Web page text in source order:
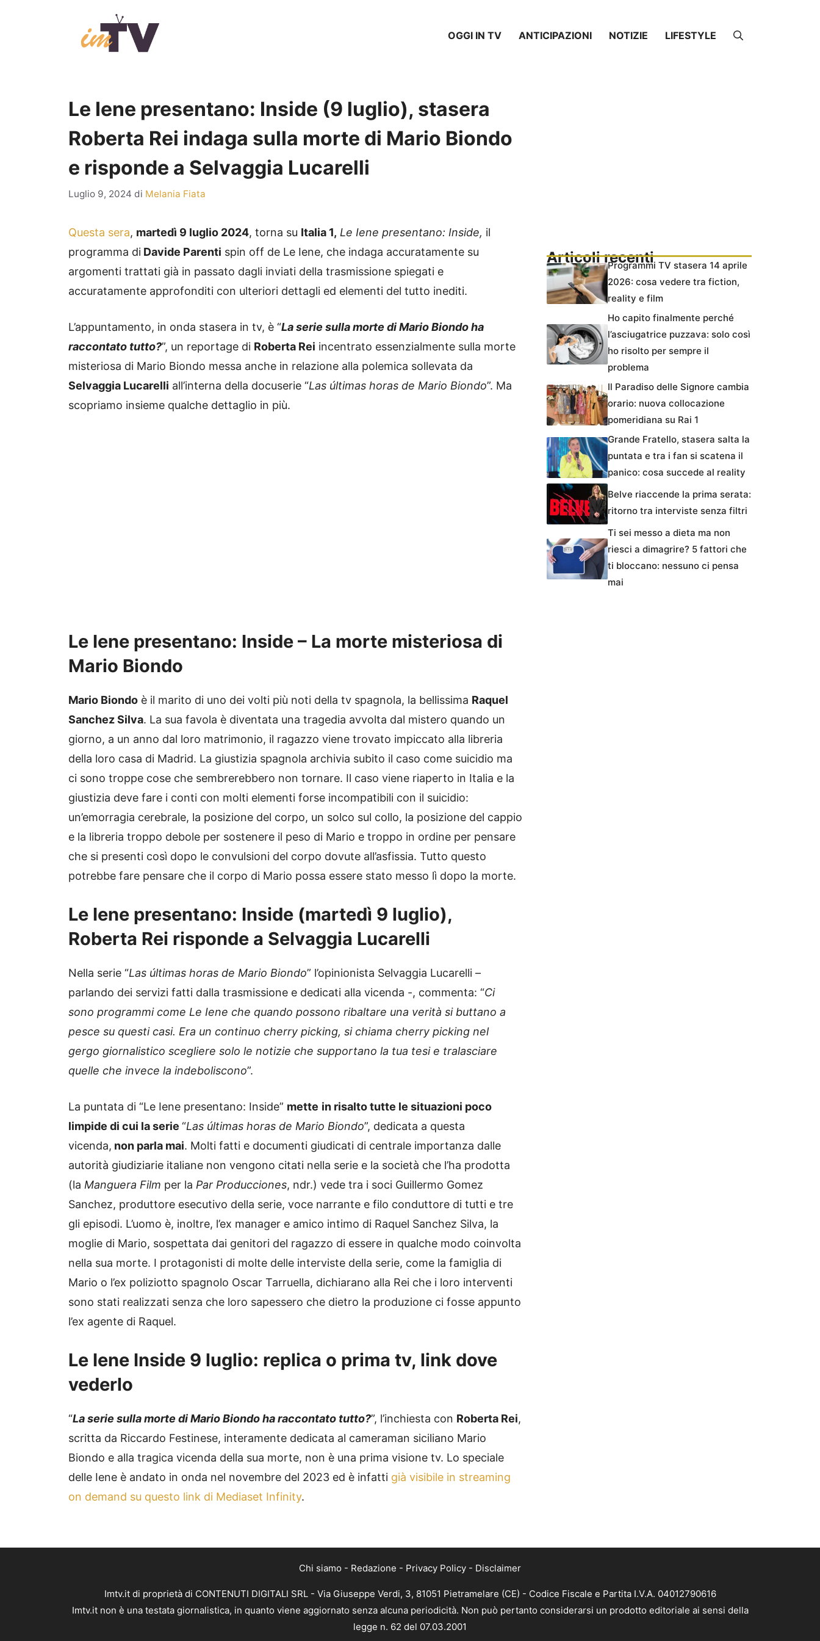
OGGI IN TV ANTICIPAZIONI NOTIZIE LIFESTYLE
Le Iene presentano: Inside (9 luglio), stasera
Roberta Rei indaga sulla morte di Mario Biondo
e risponde a Selvaggia Lucarelli
Luglio 9, 2024 di Melania Fiata
Questa sera, martedì 9 luglio 2024, torna su Italia 1, Le Iene presentano: Inside, il
programma di Davide Parenti spin off de Le Iene, che indaga accuratamente su
argomenti trattati già in passato dagli inviati della trasmissione spiegati e
accuratamente approfonditi con ulteriori dettagli ed elementi del tutto inediti.
L’appuntamento, in onda stasera in tv, è “La serie sulla morte di Mario Biondo ha
raccontato tutto?”, un reportage di Roberta Rei incentrato essenzialmente sulla morte
misteriosa di Mario Biondo messa anche in relazione alla polemica sollevata da
Selvaggia Lucarelli all’interna della docuserie “Las últimas horas de Mario Biondo”. Ma
scopriamo insieme qualche dettaglio in più.
Le Iene presentano: Inside – La morte misteriosa di
Mario Biondo
Mario Biondo è il marito di uno dei volti più noti della tv spagnola, la bellissima Raquel
Sanchez Silva. La sua favola è diventata una tragedia avvolta dal mistero quando un
giorno, a un anno dal loro matrimonio, il ragazzo viene trovato impiccato alla libreria
della loro casa di Madrid. La giustizia spagnola archivia subito il caso come suicidio ma
ci sono troppe cose che sembrerebbero non tornare. Il caso viene riaperto in Italia e la
giustizia deve fare i conti con molti elementi forse incompatibili con il suicidio:
un’emorragia cerebrale, la posizione del corpo, un solco sul collo, la posizione del cappio
e la libreria troppo debole per sostenere il peso di Mario e troppo in ordine per pensare
che si presenti così dopo le convulsioni del corpo dovute all’asfissia. Tutto questo
potrebbe fare pensare che il corpo di Mario possa essere stato messo lì dopo la morte.
Le Iene presentano: Inside (martedì 9 luglio),
Roberta Rei risponde a Selvaggia Lucarelli
Nella serie “Las últimas horas de Mario Biondo” l’opinionista Selvaggia Lucarelli –
parlando dei servizi fatti dalla trasmissione e dedicati alla vicenda -, commenta: “Ci
sono programmi come Le Iene che quando possono ribaltare una verità si buttano a
pesce su questi casi. Era un continuo cherry picking, si chiama cherry picking nel
gergo giornalistico scegliere solo le notizie che supportano la tua tesi e tralasciare
quelle che invece la indeboliscono”.
La puntata di “Le Iene presentano: Inside” mette in risalto tutte le situazioni poco
limpide di cui la serie “Las últimas horas de Mario Biondo”, dedicata a questa
vicenda, non parla mai. Molti fatti e documenti giudicati di centrale importanza dalle
autorità giudiziarie italiane non vengono citati nella serie e la società che l’ha prodotta
(la Manguera Film per la Par Producciones, ndr.) vede tra i soci Guillermo Gomez
Sanchez, produttore esecutivo della serie, voce narrante e filo conduttore di tutti e tre
gli episodi. L’uomo è, inoltre, l’ex manager e amico intimo di Raquel Sanchez Silva, la
moglie di Mario, sospettata dai genitori del ragazzo di essere in qualche modo coinvolta
nella sua morte. I protagonisti di molte delle interviste della serie, come la famiglia di
Mario o l’ex poliziotto spagnolo Oscar Tarruella, dichiarano alla Rei che i loro interventi
sono stati realizzati senza che loro sapessero che dietro la produzione ci fosse appunto
l’ex agente di Raquel.
Le Iene Inside 9 luglio: replica o prima tv, link dove
vederlo
“La serie sulla morte di Mario Biondo ha raccontato tutto?”, l’inchiesta con Roberta Rei,
scritta da Riccardo Festinese, interamente dedicata al cameraman siciliano Mario
Biondo e alla tragica vicenda della sua morte, non è una prima visione tv. Lo speciale
delle Iene è andato in onda nel novembre del 2023 ed è infatti già visibile in streaming
on demand su questo link di Mediaset Infinity.
Articoli recentiProgrammi TV stasera 14 aprile
2026: cosa vedere tra fiction,
reality e film
Ho capito finalmente perché
l’asciugatrice puzzava: solo così
ho risolto per sempre il
problema
Il Paradiso delle Signore cambia
orario: nuova collocazione
pomeridiana su Rai 1
Grande Fratello, stasera salta la
puntata e tra i fan si scatena il
panico: cosa succede al reality
Belve riaccende la prima serata:
ritorno tra interviste senza filtri
Ti sei messo a dieta ma non
riesci a dimagrire? 5 fattori che
ti bloccano: nessuno ci pensa
mai
Chi siamo - Redazione - Privacy Policy - Disclaimer
Imtv.it di proprietà di CONTENUTI DIGITALI SRL - Via Giuseppe Verdi, 3, 81051 Pietramelare (CE) - Codice Fiscale e Partita I.V.A. 04012790616
Imtv.it non è una testata giornalistica, in quanto viene aggiornato senza alcuna periodicità. Non può pertanto considerarsi un prodotto editoriale ai sensi della
legge n. 62 del 07.03.2001